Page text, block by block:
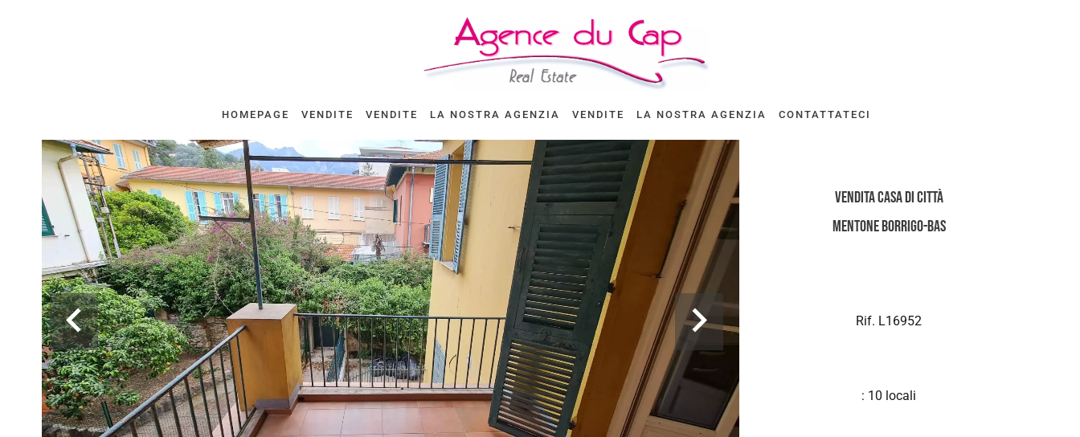
HOMEPAGE VENDITE VENDITE LA NOSTRA AGENZIA VENDITE LA NOSTRA AGENZIA CONTATTATECI
Vendita Casa di città
Mentone Borrigo-Bas
Rif. L16952
: 10 locali